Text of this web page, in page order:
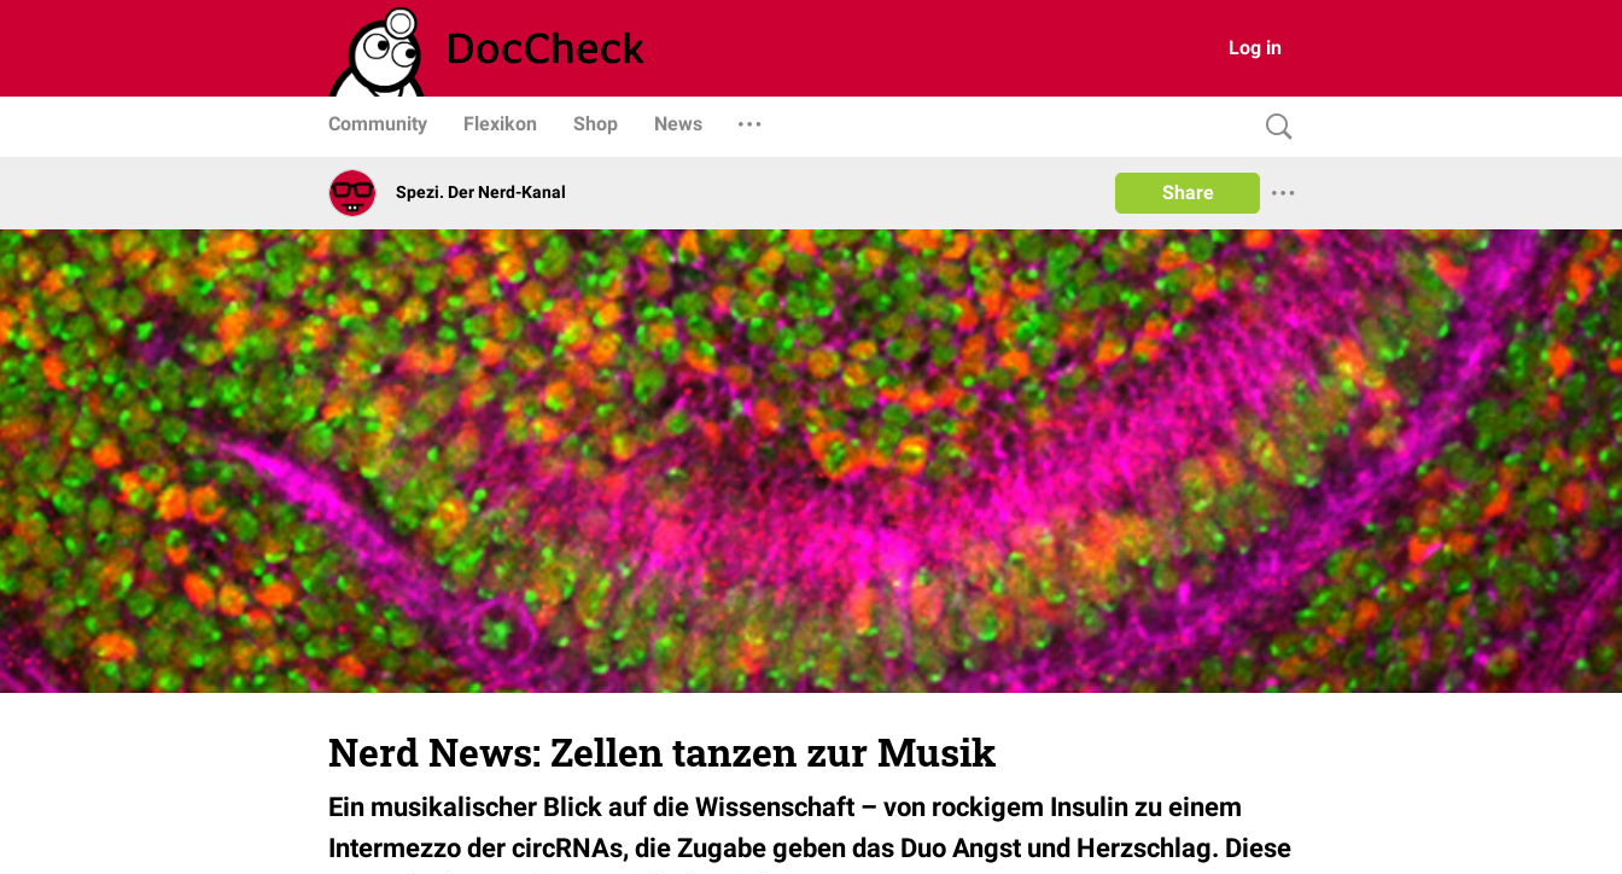
Log in
Community Flexikon Shop News
Spezi. Der Nerd-Kanal Share
Nerd News: Zellen tanzen zur Musik
Ein musikalischer Blick auf die Wissenschaft – von rockigem Insulin zu einem
Intermezzo der circRNAs, die Zugabe geben das Duo Angst und Herzschlag. Diese